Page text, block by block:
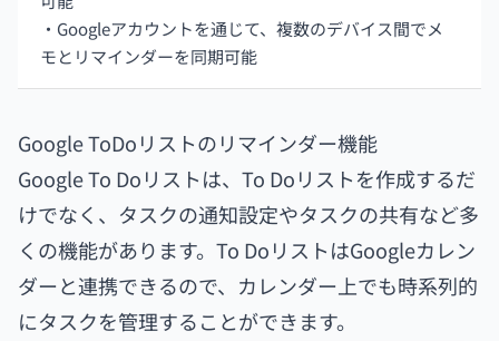
・Googleアカウントを通じて、複数のデバイス間でメ
モとリマインダーを同期可能
Google ToDoリストのリマインダー機能
Google To Doリストは、To Doリストを作成するだ
けでなく、タスクの通知設定やタスクの共有など多
くの機能があります。To DoリストはGoogleカレン
ダーと連携できるので、カレンダー上でも時系列的
にタスクを管理することができます。